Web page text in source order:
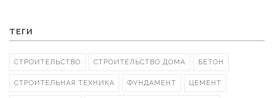
ТЕГИ
СТРОИТЕЛЬСТВО СТРОИТЕЛЬСТВО ДОМА БЕТОН
СТРОИТЕЛЬНАЯ ТЕХНИКА ФУНДАМЕНТ ЦЕМЕНТ